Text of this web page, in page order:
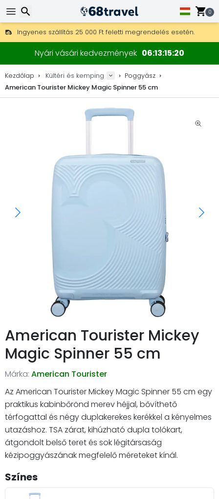
0
Ingyenes szállítás 25 000 Ft feletti megrendelés esetén.
30 nap a visszaküldésre, 90 nap a fa térképekre és dekorokra.
A legjobb árak outdoor felszerelésekre és kiegészítőkre.
Nyári vásári kedvezmények 06 13 15 20
Kezdőlap Kültéri és kemping
Poggyász
American Tourister Mickey Magic Spinner 55 cm
American Tourister Mickey
Magic Spinner 55 cm
Márka: American Tourister
Az American Tourister Mickey Magic Spinner 55 cm egy
praktikus kabinbőrönd merev héjjal, bővíthető
térfogattal és négy duplakerekes kerékkel a kényelmes
utazáshoz. TSA zárat, kihúzható dupla tolókart,
átgondolt belső teret és sok légitársaság
kézipoggyászának megfelelő méreteket kínál.
Színes
Keresés
Keresés